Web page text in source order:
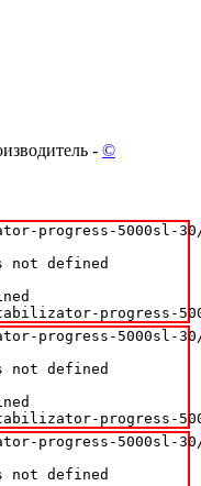
- ©
progress-5000sl-30/
not defined
progress-
progress-5000sl-30/
not defined
progress-
progress-5000sl-30/
not defined